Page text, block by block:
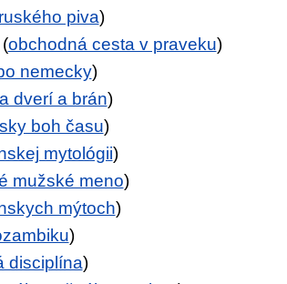
piva)
obchodná cesta v praveku)
nemecky)
dverí a brán)
boh času)
mytológii)
mužské meno)
mýtoch)
)
disciplína)